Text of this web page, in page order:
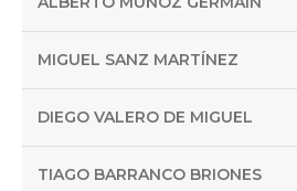
MIGUEL SANZ MARTÍNEZ
DIEGO VALERO DE MIGUEL
TIAGO BARRANCO BRIONES